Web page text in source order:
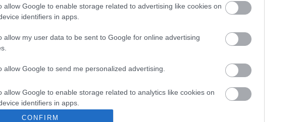
allow Google to enable storage related to advertising like cookies on
identifiers in apps.
allow my user data to be sent to Google for online advertising
allow Google to send me personalized advertising.
allow Google to enable storage related to analytics like cookies on
identifiers in apps.
CONFIRM
és a Mihátsiné Dózsa Hajnalka Ostffyasszonyfa polgármestere is
is kilép a pártból.
ÉRTÉKKÉ VÁLASZTOTTA A VAS NÉPÉT A FIDESZES TÖBBSÉGŰ